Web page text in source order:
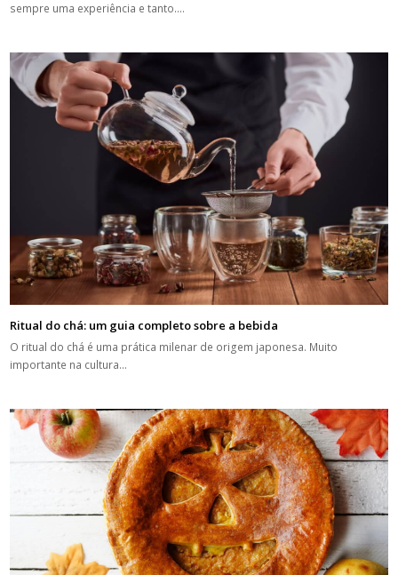
sempre uma experiência e tanto.…
Ritual do chá: um guia completo sobre a bebida
O ritual do chá é uma prática milenar de origem japonesa. Muito
importante na cultura…